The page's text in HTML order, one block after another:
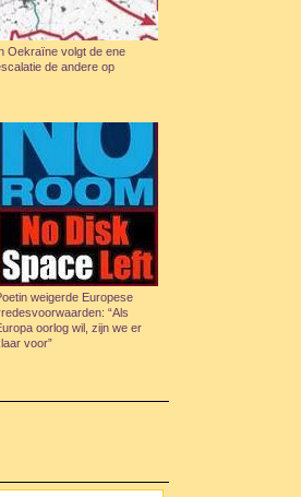
Oekraïne volgt de ene
de andere op
weigerde Europese
“Als
oorlog wil, zijn we er
voor”